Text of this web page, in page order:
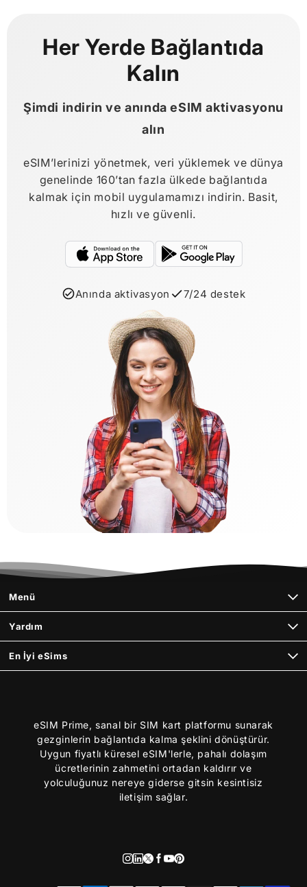
Her Yerde Bağlantıda
Kalın
Şimdi indirin ve anında eSIM aktivasyonu
alın
eSIM’lerinizi yönetmek, veri yüklemek ve dünya
genelinde 160’tan fazla ülkede bağlantıda
kalmak için mobil uygulamamızı indirin. Basit,
hızlı ve güvenli.
Anında aktivasyon 7/24 destek
Menü
Yardım
En İyi eSims
eSIM Prime, sanal bir SIM kart platformu sunarak
gezginlerin bağlantıda kalma şeklini dönüştürür.
Uygun fiyatlı küresel eSIM'lerle, pahalı dolaşım
ücretlerinin zahmetini ortadan kaldırır ve
yolculuğunuz nereye giderse gitsin kesintisiz
iletişim sağlar.